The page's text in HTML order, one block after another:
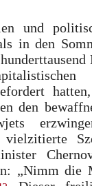
und
in den
den
„Nimm die